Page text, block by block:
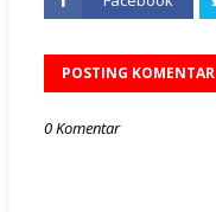
POSTING KOMENTAR
0 Komentar